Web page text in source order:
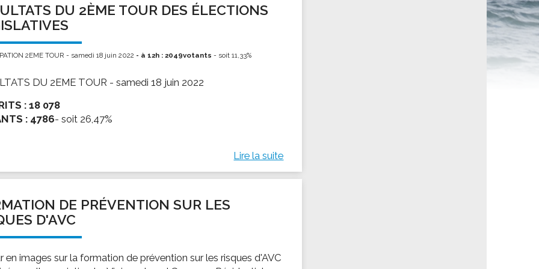
EMPLOI
Offres d'emploi
SOCIAL-SOLIDARITÉ
Les aides sociales
Logement
Antenne Municipale de Développement et de
Bornes de collecte de l'ACISE
locale
et le lycée
scolaire
maternelles et primaire
de loisirs - ALSH
maternelles
LE SERVICE CULTURELGuide des activités sportives
DU 2ÈME TOUR DES ÉLECTIONS
2EME TOUR - samedi 18 juin 2022 - à 12h : 2049votants - soit 11,33%
DU 2EME TOUR - samedi 18 juin 2022
: 18 078
: 4786- soit 26,47%
Lire la suite
DE PRÉVENTION SUR LES
D'AVC
en images sur la formation de prévention sur les risques d'AVC